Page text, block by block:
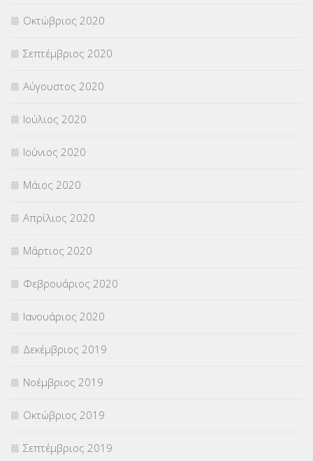
Οκτώβριος 2020
Σεπτέμβριος 2020
Αύγουστος 2020
Ιούλιος 2020
Ιούνιος 2020
Μάιος 2020
Απρίλιος 2020
Μάρτιος 2020
Φεβρουάριος 2020
Ιανουάριος 2020
Δεκέμβριος 2019
Νοέμβριος 2019
Οκτώβριος 2019
Σεπτέμβριος 2019